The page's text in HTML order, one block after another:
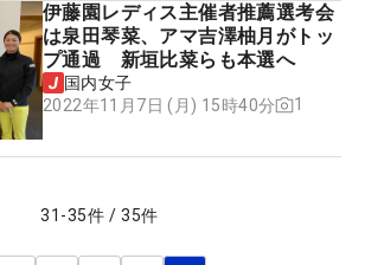
伊藤園レディス主催者推薦選考会
は泉田琴菜、アマ吉澤柚月がトッ
プ通過 新垣比菜らも本選へ
国内女子
2022年11月7日 (月) 15時40分
1
31 -35件 / 35件